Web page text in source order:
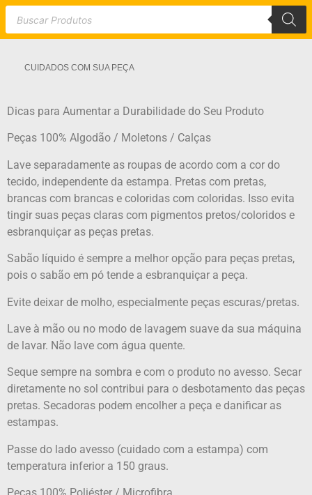
CUIDADOS COM SUA PEÇA
Dicas para Aumentar a Durabilidade do Seu Produto
Peças 100% Algodão / Moletons / Calças
Lave separadamente as roupas de acordo com a cor do
tecido, independente da estampa. Pretas com pretas,
brancas com brancas e coloridas com coloridas. Isso evita
tingir suas peças claras com pigmentos pretos/coloridos e
esbranquiçar as peças pretas.
Sabão líquido é sempre a melhor opção para peças pretas,
pois o sabão em pó tende a esbranquiçar a peça.
Evite deixar de molho, especialmente peças escuras/pretas.
Lave à mão ou no modo de lavagem suave da sua máquina
de lavar. Não lave com água quente.
Seque sempre na sombra e com o produto no avesso. Secar
diretamente no sol contribui para o desbotamento das peças
pretas. Secadoras podem encolher a peça e danificar as
estampas.
Passe do lado avesso (cuidado com a estampa) com
temperatura inferior a 150 graus.